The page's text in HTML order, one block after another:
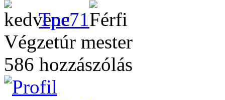
Tpe71
Végzetúr mester
586 hozzászólás